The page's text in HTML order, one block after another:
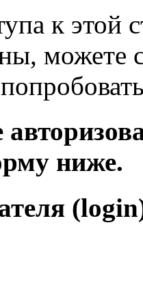
к
можете
ниже.